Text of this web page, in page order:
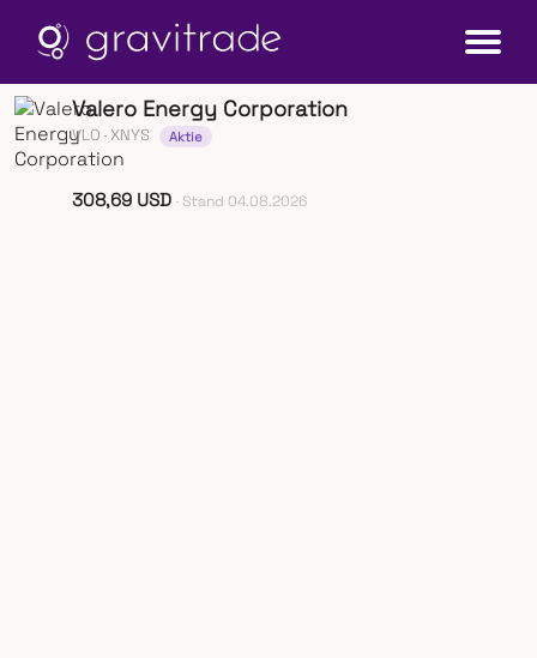
Valero Energy Corporation
VLO · XNYS Aktie
308,69 USD · Stand 04.08.2026